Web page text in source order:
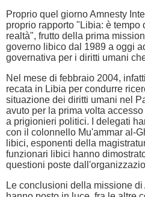
Proprio quel giorno Amnesty
proprio rapporto "Libia: è
realtà", frutto della prima
governo libico dal 1989 a oggi
governativa per i diritti umani
Nel mese di febbraio 2004,
recata in Libia per condurre
situazione dei diritti umani nel
avuto per la prima volta
a prigionieri politici. I delegati
con il colonnello Mu'ammar al-
libici, esponenti della
funzionari libici hanno
questioni poste
Le conclusioni della missione di